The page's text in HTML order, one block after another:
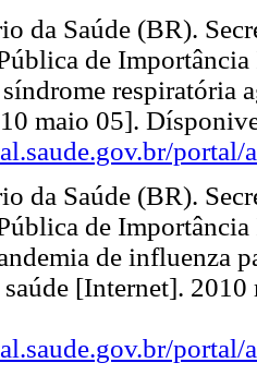
da Saúde (BR).
de
respiratória
maio 05].
da Saúde (BR).
de
de influenza
saúde [Internet].